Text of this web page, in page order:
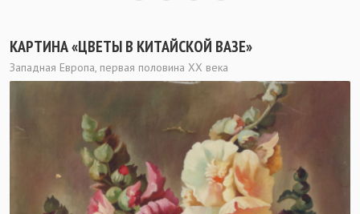
КАРТИНА «ЦВЕТЫ В КИТАЙСКОЙ ВАЗЕ»
Западная Европа, первая половина ХХ века